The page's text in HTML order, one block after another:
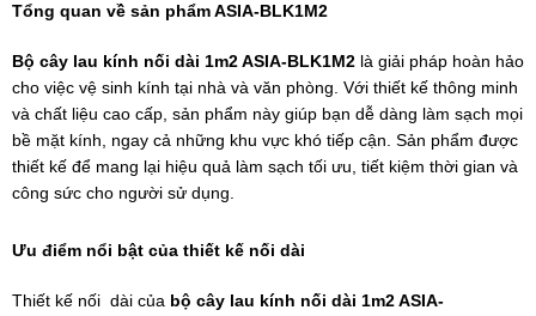
Tổng quan về sản phẩm ASIA-BLK1M2
Bộ cây lau kính nối dài 1m2 ASIA-BLK1M2 là giải pháp hoàn hảo
cho việc vệ sinh kính tại nhà và văn phòng. Với thiết kế thông minh
và chất liệu cao cấp, sản phẩm này giúp bạn dễ dàng làm sạch mọi
bề mặt kính, ngay cả những khu vực khó tiếp cận. Sản phẩm được
thiết kế để mang lại hiệu quả làm sạch tối ưu, tiết kiệm thời gian và
công sức cho người sử dụng.
Ưu điểm nổi bật của thiết kế nối dài
Thiết kế nối dài của bộ cây lau kính nối dài 1m2 ASIA-